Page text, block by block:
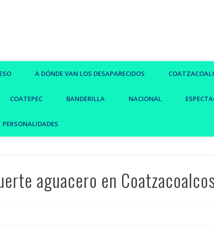
A DÓNDE VAN LOS DESAPARECIDOS
COATEPEC BANDERILLA NACIONAL
PERSONALIDADES
aguacero en